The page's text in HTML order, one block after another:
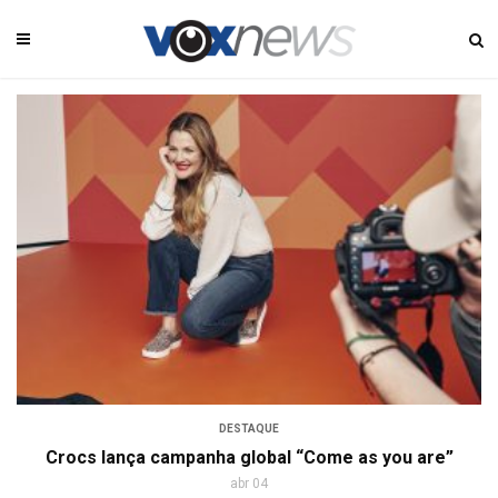
DESTAQUE
Crocs lança campanha global “Come as you are”
abr 04